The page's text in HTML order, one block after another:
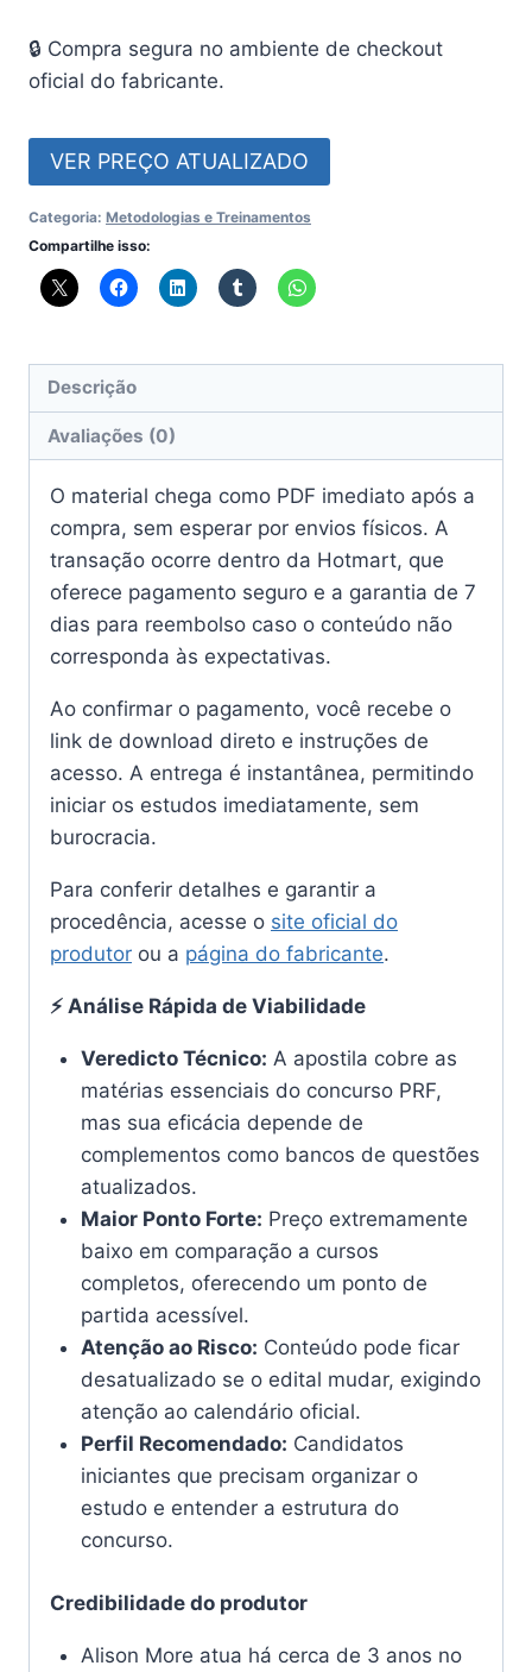
🔒 Compra segura no ambiente de checkout
oficial do fabricante.
VER PREÇO ATUALIZADO
Categoria: Metodologias e Treinamentos
Compartilhe isso:
Descrição
Avaliações (0)
O material chega como PDF imediato após a
compra, sem esperar por envios físicos. A
transação ocorre dentro da Hotmart, que
oferece pagamento seguro e a garantia de 7
dias para reembolso caso o conteúdo não
corresponda às expectativas.
Ao confirmar o pagamento, você recebe o
link de download direto e instruções de
acesso. A entrega é instantânea, permitindo
iniciar os estudos imediatamente, sem
burocracia.
Para conferir detalhes e garantir a
procedência, acesse o site oficial do
produtor ou a página do fabricante.
⚡ Análise Rápida de Viabilidade
Veredicto Técnico: A apostila cobre as
matérias essenciais do concurso PRF,
mas sua eficácia depende de
complementos como bancos de questões
atualizados.
Maior Ponto Forte: Preço extremamente
baixo em comparação a cursos
completos, oferecendo um ponto de
partida acessível.
Atenção ao Risco: Conteúdo pode ficar
desatualizado se o edital mudar, exigindo
atenção ao calendário oficial.
Perfil Recomendado: Candidatos
iniciantes que precisam organizar o
estudo e entender a estrutura do
concurso.
Credibilidade do produtor
Alison More atua há cerca de 3 anos no